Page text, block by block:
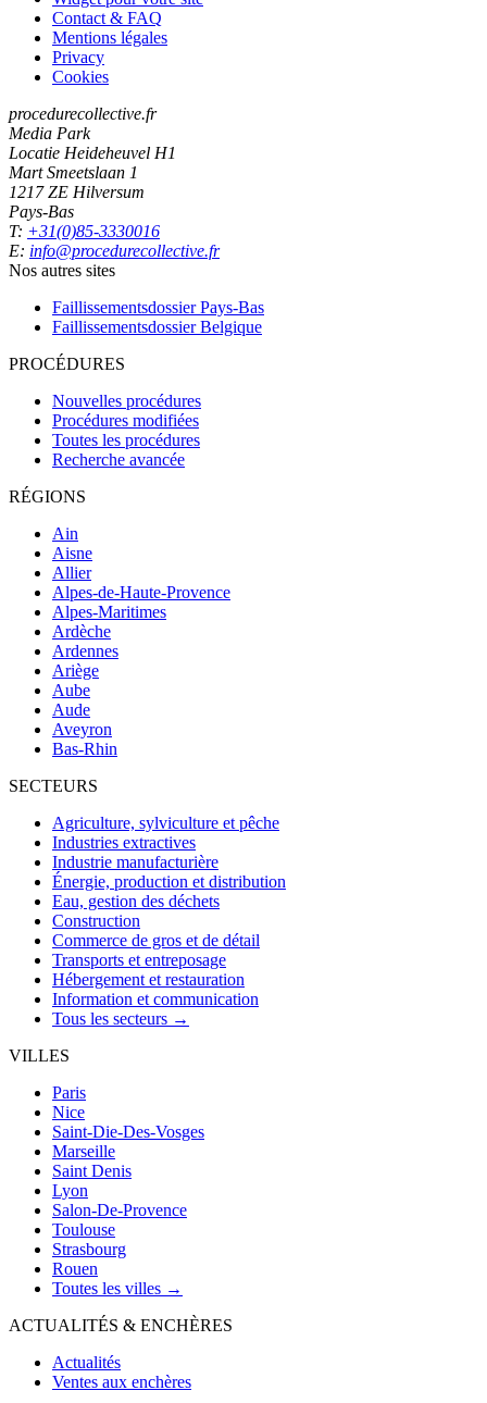
Contact & FAQ
Mentions légales
Privacy
Cookies
procedurecollective.fr
Media Park
Locatie Heideheuvel H1
Mart Smeetslaan 1
1217 ZE Hilversum
Pays-Bas
T: +31(0)85-3330016
E: info@procedurecollective.fr
Nos autres sites
Faillissementsdossier Pays-Bas
Faillissementsdossier Belgique
PROCÉDURES
Nouvelles procédures
Procédures modifiées
Toutes les procédures
Recherche avancée
RÉGIONS
Ain
Aisne
Allier
Alpes-de-Haute-Provence
Alpes-Maritimes
Ardèche
Ardennes
Ariège
Aube
Aude
Aveyron
Bas-Rhin
SECTEURS
Agriculture, sylviculture et pêche
Industries extractives
Industrie manufacturière
Énergie, production et distribution
Eau, gestion des déchets
Construction
Commerce de gros et de détail
Transports et entreposage
Hébergement et restauration
Information et communication
Tous les secteurs →
VILLES
Paris
Nice
Saint-Die-Des-Vosges
Marseille
Saint Denis
Lyon
Salon-De-Provence
Toulouse
Strasbourg
Rouen
Toutes les villes →
ACTUALITÉS & ENCHÈRES
Actualités
Ventes aux enchères